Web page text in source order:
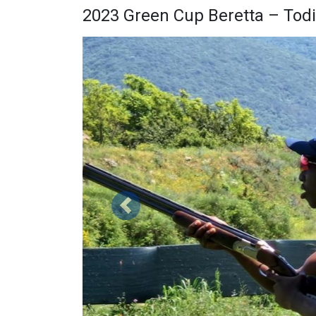
2023 Green Cup Beretta – Todi
Précédent